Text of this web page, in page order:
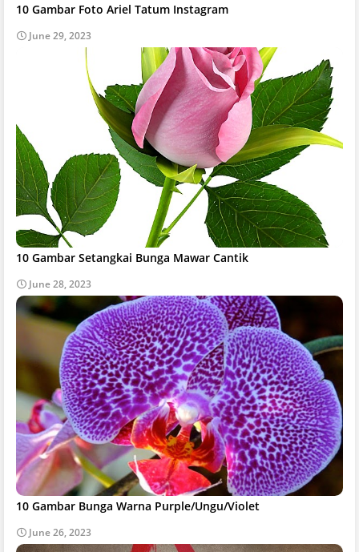
10 Gambar Foto Ariel Tatum Instagram
June 29, 2023
10 Gambar Setangkai Bunga Mawar Cantik
June 28, 2023
10 Gambar Bunga Warna Purple/Ungu/Violet
June 26, 2023